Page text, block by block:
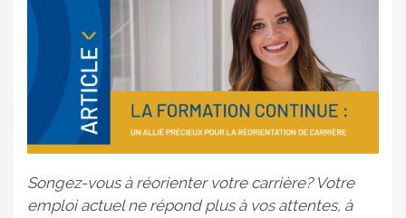
Songez-vous à réorienter votre carrière? Votre
emploi actuel ne répond plus à vos attentes, à